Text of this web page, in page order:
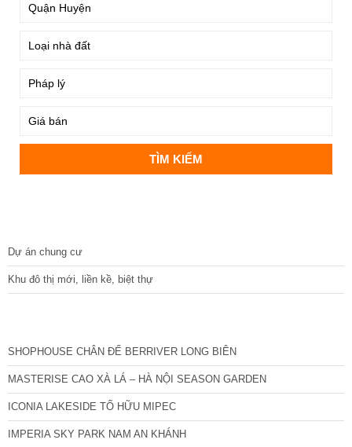
Dự án chung cư
Khu đô thị mới, liền kề, biệt thự
SHOPHOUSE CHÂN ĐẾ BERRIVER LONG BIÊN
MASTERISE CAO XÀ LÁ – HÀ NỘI SEASON GARDEN
ICONIA LAKESIDE TỐ HỮU MIPEC
IMPERIA SKY PARK NAM AN KHÁNH